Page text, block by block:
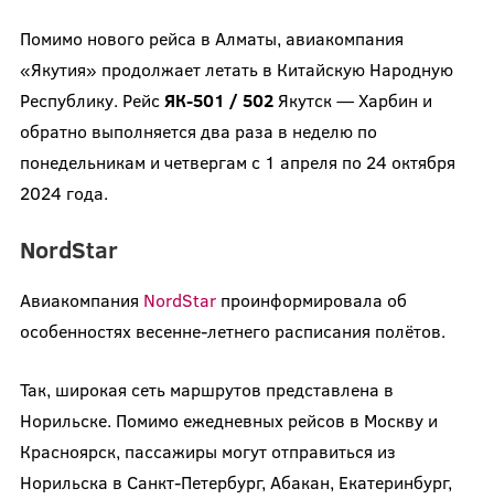
Помимо нового рейса в Алматы, авиакомпания
«Якутия» продолжает летать в Китайскую Народную
Республику. Рейс ЯК-501 / 502Якутск — Харбин и
обратно выполняется два раза в неделю по
понедельникам и четвергам с 1 апреля по 24 октября
2024 года.
NordStar
Авиакомпания NordStarпроинформировала об
особенностях весенне-летнего расписания полётов.
Так, широкая сеть маршрутов представлена в
Норильске. Помимо ежедневных рейсов в Москву и
Красноярск, пассажиры могут отправиться из
Норильска в Санкт-Петербург, Абакан, Екатеринбург,